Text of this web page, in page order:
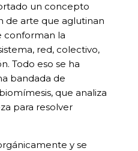
un concepto
de arte que aglutinan
conforman la
red, colectivo,
Todo eso se ha
bandada de
que analiza
para resolver
y se